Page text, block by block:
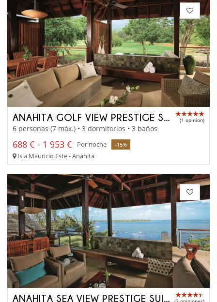
ANAHITA GOLF VIEW PRESTIGE SUITE (1 opinion)
6 personas (7 máx.) • 3 dormitorios • 3 baños
688 € - 1 953 € Por noche -15%
Isla Mauricio Este - Anahita
ANAHITA SEA VIEW PRESTIGE SUITE